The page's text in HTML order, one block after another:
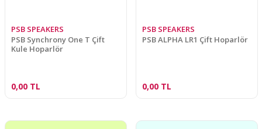
PSB SPEAKERS
PSB Synchrony One T Çift
Kule Hoparlör
0,00 TL
PSB SPEAKERS
PSB ALPHA LR1 Çift Hoparlör
0,00 TL